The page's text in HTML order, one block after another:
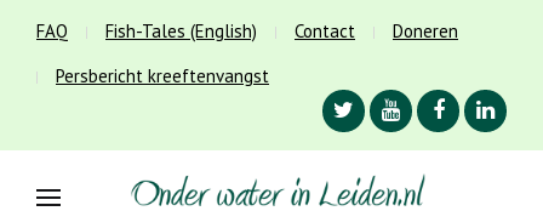
FAQ Fish-Tales (English) Contact
Doneren
Persbericht kreeftenvangst